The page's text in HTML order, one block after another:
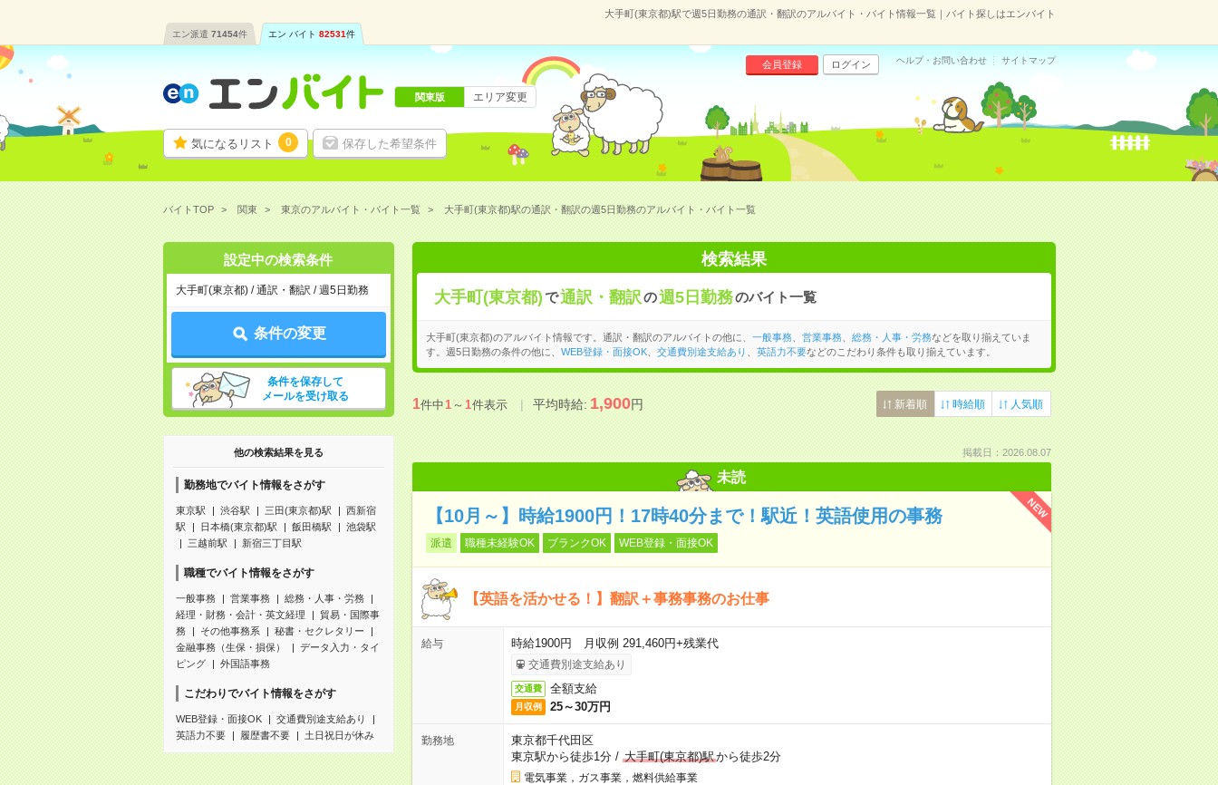
大手町(東京都)駅で週5日勤務の通訳・翻訳のアルバイト・バイト情報一覧｜バイト探しはエンバイト
エン派遣 71454件 エン バイト 82531件
気になるリスト 0 保存した希望条件
会員登録 ログイン ヘルプ・お問い合わせ サイトマップ
関東版 エリア変更
バイトTOP 関東 東京のアルバイト・バイト一覧 大手町(東京都)駅の通訳・翻訳の週5日勤務のアルバイト・バイト一覧
設定中の検索条件
大手町(東京都) / 通訳・翻訳 / 週5日勤務
条件の変更
条件を保存して
メールを受け取る
他の検索結果を見る
勤務地でバイト情報をさがす
東京駅 渋谷駅 三田(東京都)駅
西新宿
駅
日本橋(東京都)駅 飯田橋駅
池袋駅
三越前駅
新宿三丁目駅
職種でバイト情報をさがす
一般事務 営業事務
総務・人事・労務
経理・財務・会計・英文経理
貿易・国際事
務
その他事務系
秘書・セクレタリー
金融事務（生保・損保）
データ入力・タイ
ピング
外国語事務
こだわりでバイト情報をさがす
WEB登録・面接OK
交通費別途支給あり
英語力不要
履歴書不要 土日祝日が休み
検索結果
大手町(東京都)で通訳・翻訳の週5日勤務のバイト一覧
大手町(東京都)のアルバイト情報です。通訳・翻訳のアルバイトの他に、 一般事務、 営業事務、 総務・人事・労務などを取り揃えていま
す。週5日勤務の条件の他に、 WEB登録・面接OK、 交通費別途支給あり 英語力不要などのこだわり条件も取り揃えています。
1件中1～1件表示 平均時給:1,900円 新着順 時給順 人気順
掲載日：2026.08.07
未読
NEW
【10月～】時給1900円！17時40分まで！駅近！英語使用の事務
派遣 職種未経験OK ブランクOK WEB登録・面接OK
【英語を活かせる！】翻訳＋事務事務のお仕事
給与 時給1900円 月収例 291,460円+残業代
交通費別途支給あり
交通費 全額支給
月収例 25～30万円
勤務地
東京都千代田区
東京駅から徒歩1分/ 大手町(東京都)駅から徒歩2分
電気事業，ガス事業，燃料供給事業